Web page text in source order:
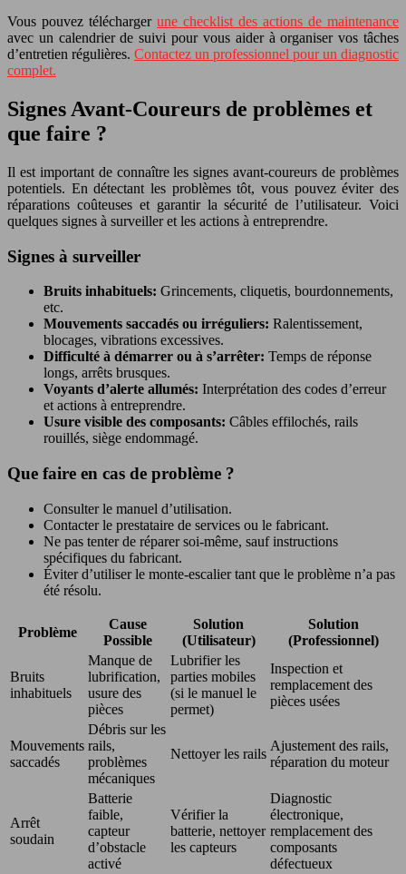
Vous pouvez télécharger une checklist des actions de maintenance
avec un calendrier de suivi pour vous aider à organiser vos tâches
d’entretien régulières. Contactez un professionnel pour un diagnostic
complet.
Signes Avant-Coureurs de problèmes et
que faire ?
Il est important de connaître les signes avant-coureurs de problèmes
potentiels. En détectant les problèmes tôt, vous pouvez éviter des
réparations coûteuses et garantir la sécurité de l’utilisateur. Voici
quelques signes à surveiller et les actions à entreprendre.
Signes à surveiller
Bruits inhabituels: Grincements, cliquetis, bourdonnements,
etc.
Mouvements saccadés ou irréguliers: Ralentissement,
blocages, vibrations excessives.
Difficulté à démarrer ou à s’arrêter: Temps de réponse
longs, arrêts brusques.
Voyants d’alerte allumés: Interprétation des codes d’erreur
et actions à entreprendre.
Usure visible des composants: Câbles effilochés, rails
rouillés, siège endommagé.
Que faire en cas de problème ?
Consulter le manuel d’utilisation.
Contacter le prestataire de services ou le fabricant.
Ne pas tenter de réparer soi-même, sauf instructions
spécifiques du fabricant.
Éviter d’utiliser le monte-escalier tant que le problème n’a pas
été résolu.
Problème
Cause
Possible
Solution
(Utilisateur)
Solution
(Professionnel)
Bruits
inhabituels
Manque de
lubrification,
usure des
pièces
Lubrifier les
parties mobiles
(si le manuel le
permet)
Inspection et
remplacement des
pièces usées
Mouvements
saccadés
Débris sur les
rails,
problèmes
mécaniques
Nettoyer les rails
Ajustement des rails,
réparation du moteur
Arrêt
soudain
Batterie
faible,
capteur
d’obstacle
activé
Vérifier la
batterie, nettoyer
les capteurs
Diagnostic
électronique,
remplacement des
composants
défectueux